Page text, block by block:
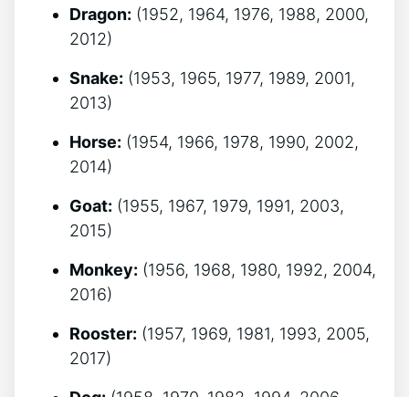
Dragon: (1952, 1964, 1976, 1988, 2000,
2012)
Snake: (1953, 1965, 1977, 1989, 2001,
2013)
Horse: (1954, 1966, 1978, 1990, 2002,
2014)
Goat: (1955, 1967, 1979, 1991, 2003,
2015)
Monkey: (1956, 1968, 1980, 1992, 2004,
2016)
Rooster: (1957, 1969, 1981, 1993, 2005,
2017)